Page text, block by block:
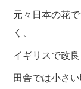
元々日本の花
く、
イギリスで改
田舎では小さ